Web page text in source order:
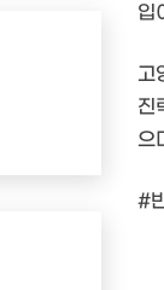
입
고
진
으
#